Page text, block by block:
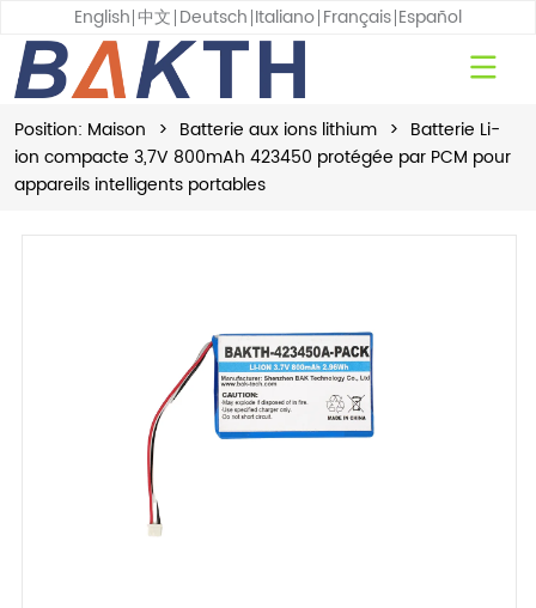
English 中文 Deutsch Italiano Français Español
Position: Maison > Batterie aux ions lithium > Batterie Li-
ion compacte 3,7V 800mAh 423450 protégée par PCM pour
appareils intelligents portables